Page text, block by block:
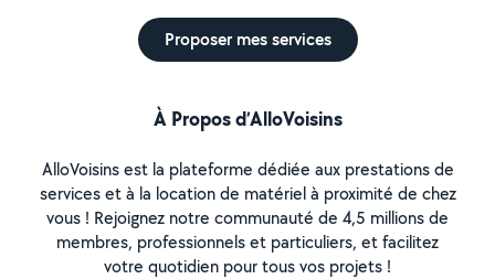
Proposer mes services
À Propos d’AlloVoisins
AlloVoisins est la plateforme dédiée aux prestations de
services et à la location de matériel à proximité de chez
vous ! Rejoignez notre communauté de 4,5 millions de
membres, professionnels et particuliers, et facilitez
votre quotidien pour tous vos projets !